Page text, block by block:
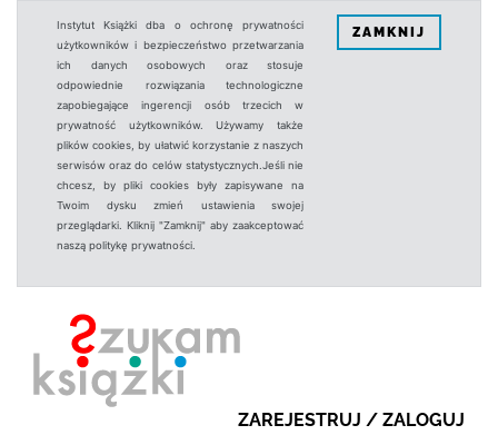
Instytut Książki dba o ochronę prywatności
użytkowników i bezpieczeństwo przetwarzania
ich danych osobowych oraz stosuje
odpowiednie rozwiązania technologiczne
zapobiegające ingerencji osób trzecich w
prywatność użytkowników. Używamy także
plików cookies, by ułatwić korzystanie z naszych
serwisów oraz do celów statystycznych.Jeśli nie
chcesz, by pliki cookies były zapisywane na
Twoim dysku zmień ustawienia swojej
przeglądarki. Kliknij "Zamknij" aby zaakceptować
naszą politykę prywatności.
ZAMKNIJ
ZAREJESTRUJ / ZALOGUJ